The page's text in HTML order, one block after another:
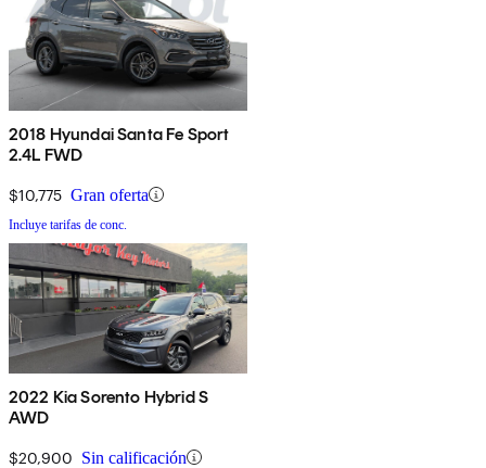
2018 Hyundai Santa Fe Sport
2.4L FWD
$10,775 Gran oferta
Incluye tarifas de conc.
2022 Kia Sorento Hybrid S
AWD
$20,900 Sin calificación